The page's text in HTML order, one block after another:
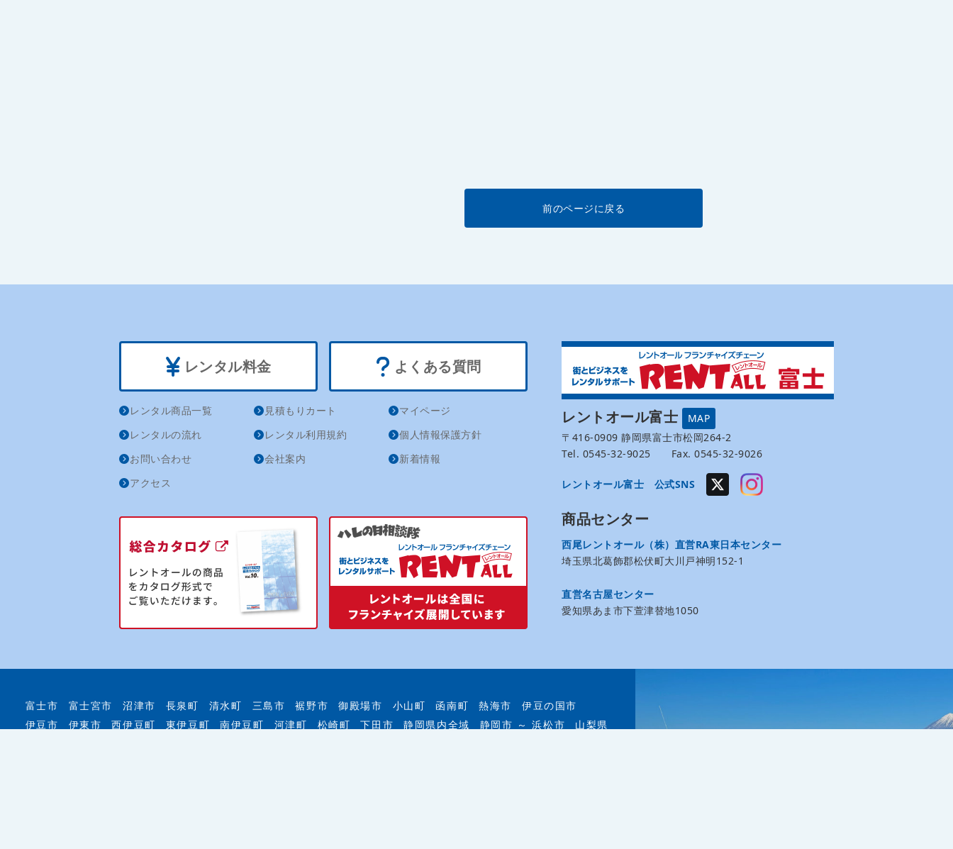
前のページに戻る
レンタル料金 よくある質問
レンタル商品一覧 見積もりカート
マイページ
レンタルの流れ
レンタル利用規約
個人情報保護方針
お問い合わせ
会社案内
新着情報
アクセス
レントオール富士
MAP
〒416-0909 静岡県富士市松岡264-2
Tel. 0545-32-9025 Fax. 0545-32-9026
レントオール富士 公式SNS
商品センター
西尾レントオール（株）直営RA東日本センター
埼玉県北葛飾郡松伏町大川戸神明152-1
直営名古屋センター
愛知県あま市下萱津替地1050
富士市 富士宮市 沼津市 長泉町 清水町 三島市 裾野市 御殿場市 小山町 函南町 熱海市
伊豆の国市
伊豆市
伊東市 西伊豆町 東伊豆町 南伊豆町 河津町 松崎町 下田市 静岡県内全域 静岡市 ～ 浜松市 山梨県